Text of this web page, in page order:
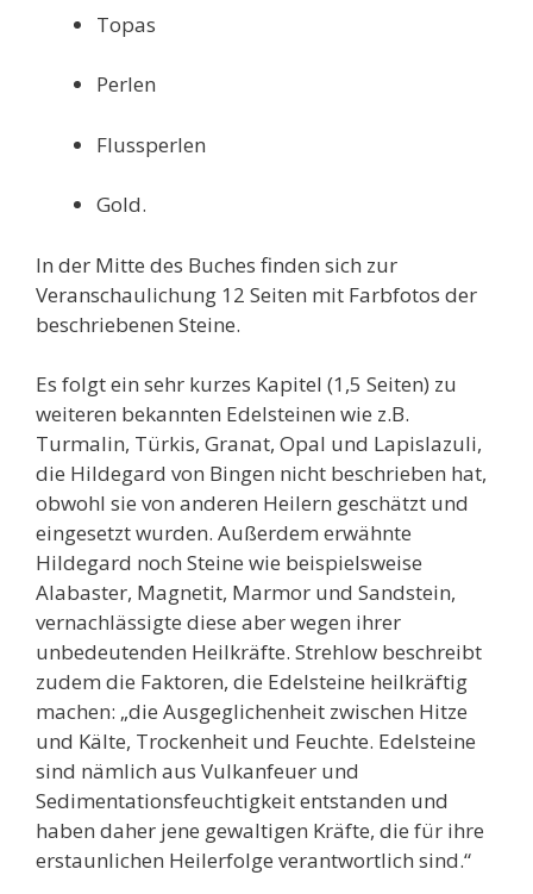
Topas
Perlen
Flussperlen
Gold.
In der Mitte des Buches finden sich zur
Veranschaulichung 12 Seiten mit Farbfotos der
beschriebenen Steine.
Es folgt ein sehr kurzes Kapitel (1,5 Seiten) zu
weiteren bekannten Edelsteinen wie z.B.
Turmalin, Türkis, Granat, Opal und Lapislazuli,
die Hildegard von Bingen nicht beschrieben hat,
obwohl sie von anderen Heilern geschätzt und
eingesetzt wurden. Außerdem erwähnte
Hildegard noch Steine wie beispielsweise
Alabaster, Magnetit, Marmor und Sandstein,
vernachlässigte diese aber wegen ihrer
unbedeutenden Heilkräfte. Strehlow beschreibt
zudem die Faktoren, die Edelsteine heilkräftig
machen: „die Ausgeglichenheit zwischen Hitze
und Kälte, Trockenheit und Feuchte. Edelsteine
sind nämlich aus Vulkanfeuer und
Sedimentationsfeuchtigkeit entstanden und
haben daher jene gewaltigen Kräfte, die für ihre
erstaunlichen Heilerfolge verantwortlich sind.“